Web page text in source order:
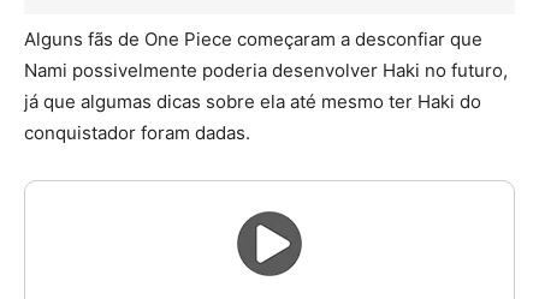
Alguns fãs de One Piece começaram a desconfiar que
Nami possivelmente poderia desenvolver Haki no futuro,
já que algumas dicas sobre ela até mesmo ter Haki do
conquistador foram dadas.